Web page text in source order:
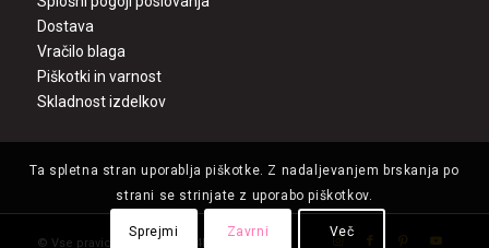
Dostava
Vračilo blaga
Piškotki in varnost
Skladnost izdelkov
© Vse pravice - Zlatarnica 14k
Ta spletna stran uporablja piškotke. Z nadaljevanjem brskanja po
strani se strinjate z uporabo piškotkov.
Sprejmi Zavrni Več